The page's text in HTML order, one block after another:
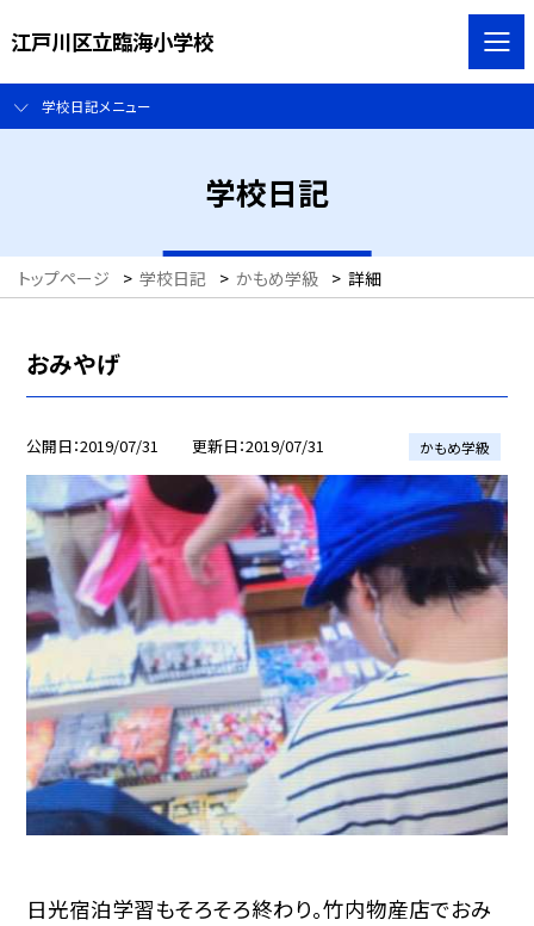
江戸川区立臨海小学校
学校日記メニュー
学校日記
トップページ > 学校日記 > かもめ学級 > 詳細
おみやげ
公開日 2019/07/31 更新日 2019/07/31 かもめ学級
日光宿泊学習もそろそろ終わり。竹内物産店でおみ